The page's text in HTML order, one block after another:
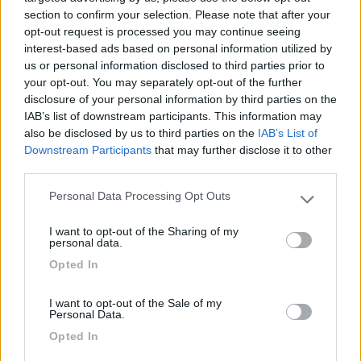
section to confirm your selection. Please note that after your
opt-out request is processed you may continue seeing
interest-based ads based on personal information utilized by
us or personal information disclosed to third parties prior to
your opt-out. You may separately opt-out of the further
disclosure of your personal information by third parties on the
IAB’s list of downstream participants. This information may
also be disclosed by us to third parties on the IAB’s List of
Downstream Participants that may further disclose it to other
Please note that this website/app uses one or more Google
not limited to your visit or usage behaviour. You may click to
grant or deny consent to Google and its third-party tags to
use your data for below specified purposes in below Google
Personal Data Processing Opt Outs
I want to opt-out of the Sharing of my
personal data.
Opted In
I want to opt-out of the Sale of my
Personal Data.
Opted In
wc entrambi sempre puliti. Vicinissimo al
lungolago e spiaggia. Dispone anche di piscina
privata. Personale sempre disponibile ed
educatissimo. Molto consigliato!
Accoglienza Caratteristiche Posizione
Pulizia
Servizi
È un bel campeggio con molte casette fisse, c'è
abbastanza ombra, un po' caro soprattutto per noi
camperisti che si entra alle 12:00 e si esce giorno